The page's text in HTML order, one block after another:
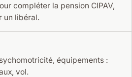
compléter la pension CIPAV,
un libéral.
équipements :
vol.